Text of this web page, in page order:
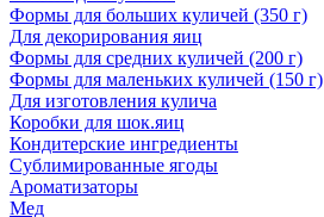
Формы для больших куличей (350 г)
Для декорирования яиц
Формы для средних куличей (200 г)
Формы для маленьких куличей (150 г)
Для изготовления кулича
Коробки для шок.яиц
Кондитерские ингредиенты
Сублимированные ягоды
Ароматизаторы
Мед